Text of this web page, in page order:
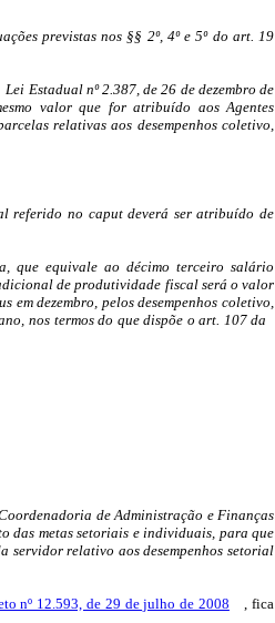
previstas nos §§ 2º, 4º e 5º do art. 19
Lei Estadual nº 2.387, de 26 de dezembro de
valor que for atribuído aos Agentes
relativas aos desempenhos coletivo,
referido no caput deverá ser atribuído de
que equivale ao décimo terceiro salário
de produtividade fiscal será o valor
em dezembro, pelos desempenhos coletivo,
nos termos do que dispõe o art. 107 da
de Administração e Finanças
das metas setoriais e individuais, para que
relativo aos desempenhos setorial
nº 12.593, de 29 de julho de 2008
, fica